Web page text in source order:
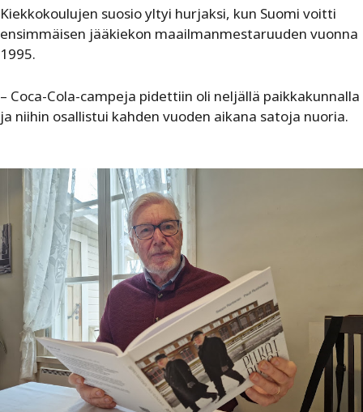
Kiekkokoulujen suosio yltyi hurjaksi, kun Suomi voitti
ensimmäisen jääkiekon maailmanmestaruuden vuonna
1995.
– Coca-Cola-campeja pidettiin oli neljällä paikkakunnalla
ja niihin osallistui kahden vuoden aikana satoja nuoria.